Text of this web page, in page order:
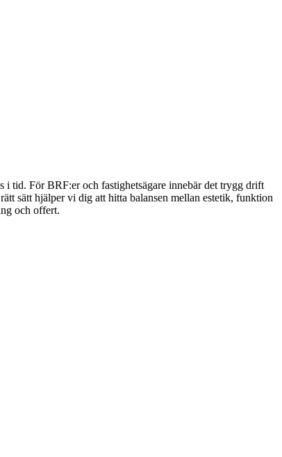
i tid. För BRF:er och fastighetsägare innebär det trygg drift
sätt hjälper vi dig att hitta balansen mellan estetik, funktion
och offert.